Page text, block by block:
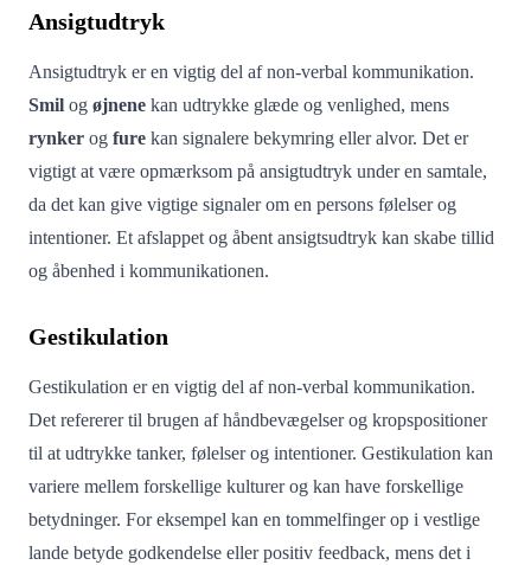
Ansigtudtryk
Ansigtudtryk er en vigtig del af non-verbal kommunikation.
Smil og øjnene kan udtrykke glæde og venlighed, mens
rynker og fure kan signalere bekymring eller alvor. Det er
vigtigt at være opmærksom på ansigtudtryk under en samtale,
da det kan give vigtige signaler om en persons følelser og
intentioner. Et afslappet og åbent ansigtsudtryk kan skabe tillid
og åbenhed i kommunikationen.
Gestikulation
Gestikulation er en vigtig del af non-verbal kommunikation.
Det refererer til brugen af ​​håndbevægelser og kropspositioner
til at udtrykke tanker, følelser og intentioner. Gestikulation kan
variere mellem forskellige kulturer og kan have forskellige
betydninger. For eksempel kan en tommelfinger op i vestlige
lande betyde godkendelse eller positiv feedback, mens det i